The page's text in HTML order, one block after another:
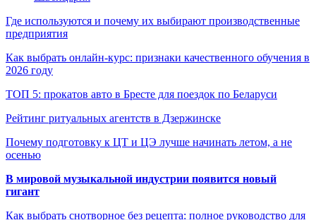
Где используются и почему их выбирают производственные
предприятия
Как выбрать онлайн-курс: признаки качественного обучения в
2026 году
ТОП 5: прокатов авто в Бресте для поездок по Беларуси
Рейтинг ритуальных агентств в Дзержинске
Почему подготовку к ЦТ и ЦЭ лучше начинать летом, а не
осенью
В мировой музыкальной индустрии появится новый
гигант
Как выбрать снотворное без рецепта: полное руководство для